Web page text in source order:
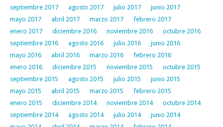
septiembre 2017
agosto 2017 julio 2017
junio 2017
mayo 2017
abril 2017 marzo 2017
febrero 2017
enero 2017
diciembre 2016 noviembre 2016
octubre 2016
septiembre 2016
agosto 2016 julio 2016
junio 2016
mayo 2016
abril 2016 marzo 2016
febrero 2016
enero 2016
diciembre 2015 noviembre 2015
octubre 2015
septiembre 2015
agosto 2015 julio 2015
junio 2015
mayo 2015
abril 2015 marzo 2015
febrero 2015
enero 2015
diciembre 2014 noviembre 2014
octubre 2014
septiembre 2014
agosto 2014 julio 2014
junio 2014